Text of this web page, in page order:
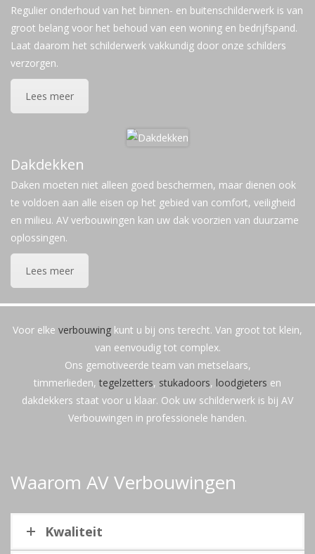
Regulier onderhoud van het binnen- en buitenschilderwerk is van
groot belang voor het behoud van een woning en bedrijfspand.
Laat daarom het schilderwerk vakkundig door onze schilders
verzorgen.
Lees meer
Dakdekken
Daken moeten niet alleen goed beschermen, maar dienen ook
te voldoen aan alle eisen op het gebied van comfort, veiligheid
en milieu. AV verbouwingen kan uw dak voorzien van duurzame
oplossingen.
Lees meer
Voor elke verbouwing kunt u bij ons terecht. Van groot tot klein,
van eenvoudig tot complex.
Ons gemotiveerde team van metselaars,
timmerlieden, tegelzetters, stukadoors, loodgieters en
dakdekkers staat voor u klaar. Ook uw schilderwerk is bij AV
Verbouwingen in professionele handen.
Waarom AV Verbouwingen
Kwaliteit